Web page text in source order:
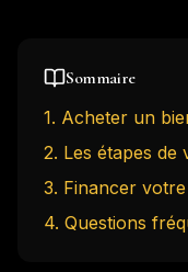
Sommaire
1. Acheter un
2. Les étapes de
3. Financer
4. Questions